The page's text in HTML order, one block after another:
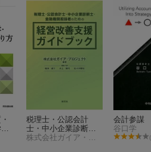
税理士・公認会計
士・中小企業診断
士・金融機関担当者
会計参謀
谷口学